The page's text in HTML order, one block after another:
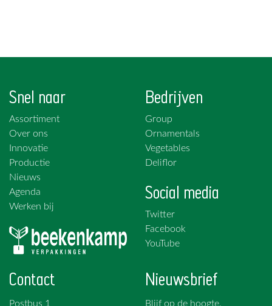
Snel naar
Assortiment
Over ons
Innovatie
Productie
Nieuws
Agenda
Werken bij
Bedrijven
Group
Ornamentals
Vegetables
Deliflor
Social media
Twitter
Facebook
YouTube
Contact
Postbus 1
Nieuwsbrief
Blijf op de hoogte.